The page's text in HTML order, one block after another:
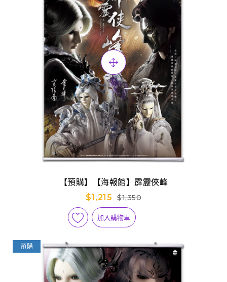
【預購】【海報館】霹靂俠峰
$1,215
$1,350
加入購物車
預購